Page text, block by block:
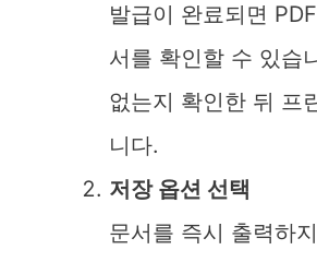
발급이 완료되면
서를 확인할 수 있습
없는지 확인한 뒤 프
니다.
저장 옵션 선택
문서를 즉시 출력하